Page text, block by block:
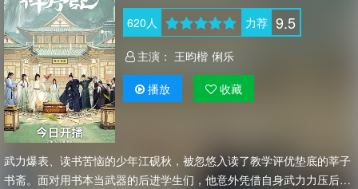
620人 力荐 9.5
主演： 王昀楷 俐乐
播放 收藏
武力爆表、读书苦恼的少年江砚秋，被忽悠入读了教学评优垫底的莘子
书斋。面对用书本当武器的后进学生们，他意外凭借自身武力力压后进